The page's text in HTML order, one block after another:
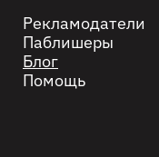
Рекламодатели
Паблишеры
Блог
Помощь